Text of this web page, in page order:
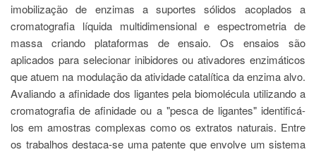
Agremiações
Diplomas
Disponíveis
Aluno
Júpiter
PÓS-
imobilização de enzimas a suportes sólidos acoplados a
cromatografia líquida multidimensional e espectrometria de
massa criando plataformas de ensaio. Os ensaios são
aplicados para selecionar inibidores ou ativadores enzimáticos
que atuem na modulação da atividade catalítica da enzima alvo.
Avaliando a afinidade dos ligantes pela biomolécula utilizando a
cromatografia de afinidade ou a "pesca de ligantes" identificá-
los em amostras complexas como os extratos naturais. Entre
os trabalhos destaca-se uma patente que envolve um sistema